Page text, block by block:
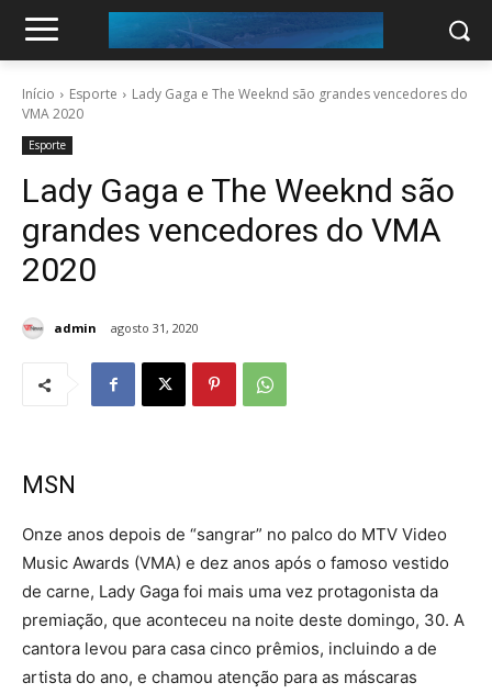
Início Esporte
Lady Gaga e The Weeknd são grandes vencedores do
VMA 2020
Esporte
Lady Gaga e The Weeknd são
grandes vencedores do VMA
2020
admin agosto 31, 2020
MSN
Onze anos depois de “sangrar” no palco do MTV Video
Music Awards (VMA) e dez anos após o famoso vestido
de carne, Lady Gaga foi mais uma vez protagonista da
premiação, que aconteceu na noite deste domingo, 30. A
cantora levou para casa cinco prêmios, incluindo a de
artista do ano, e chamou atenção para as máscaras